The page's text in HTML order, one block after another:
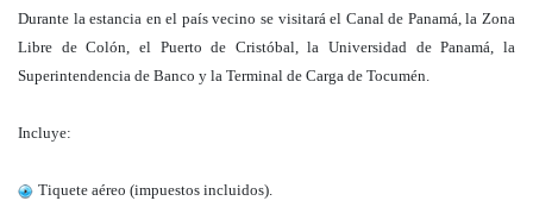
Durante la estancia en el país vecino se visitará el Canal de Panamá, la Zona
Libre de Colón, el Puerto de Cristóbal, la Universidad de Panamá, la
Superintendencia de Banco y la Terminal de Carga de Tocumén.
Incluye:
Tiquete aéreo (impuestos incluidos).